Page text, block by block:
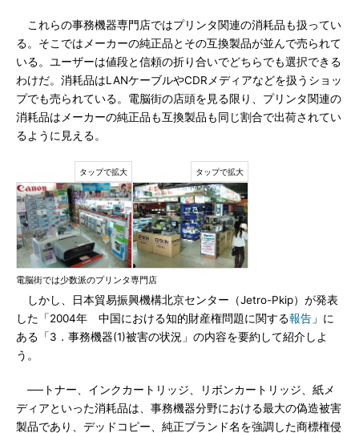
これらの事務機器専門店ではプリンタ関連の消耗品も扱ってい
る。そこではメーカーの純正品とその互換製品が並んで売られて
いる。ユーザーは値段と信頼の折り合いでどちらでも選択できる
わけだ。消耗品はLANケーブルやCDRメディアなどを扱うショッ
プでも売られている。電脳街の店頭を見る限り、プリンタ関連の
消耗品はメーカーの純正品も互換製品も同じ割合で出荷されてい
るように見える。
電脳街では少数派のプリンタ専門店
しかし、日本貿易振興機構北京センター（Jetro-Pkip）が発表
した「2004年 中国における知的財産権問題に関する報告 」に
ある「3．事務機器(1)被害の状況」の内容を要約して紹介しよ
う。
──トナー、インクカートリッジ、リボンカートリッジ、紙メ
ディアといった消耗品は、事務機器分野における最大の偽造被害
製品であり、デッドコピー、純正ブランド名を強調した商標権侵